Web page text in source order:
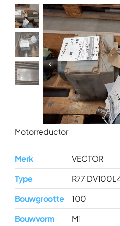
Motorreductor
Merk
VECTOR
Type
R77
Bouwgrootte
100
Bouwvorm
M1